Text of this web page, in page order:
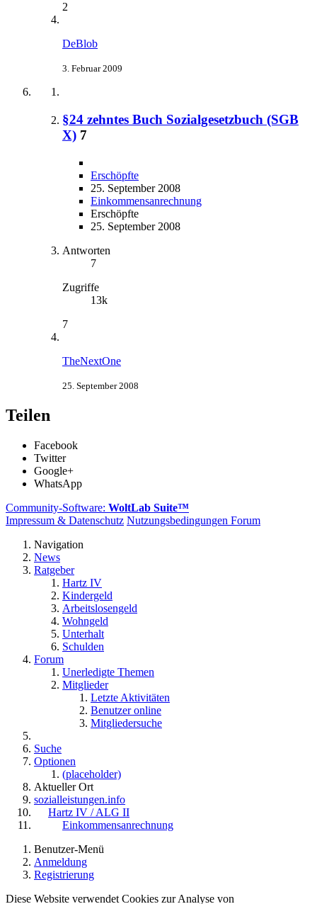
2
DeBlob
3. Februar 2009
§24 zehntes Buch Sozialgesetzbuch (SGB
X) 7
Erschöpfte
25. September 2008
Einkommensanrechnung
Erschöpfte
25. September 2008
Antworten
7
Zugriffe
13k
7
TheNextOne
25. September 2008
Teilen
Facebook
Twitter
Google+
WhatsApp
Community-Software: WoltLab Suite™
Impressum & Datenschutz Nutzungsbedingungen Forum
Navigation
News
Ratgeber
Hartz IV
Kindergeld
Arbeitslosengeld
Wohngeld
Unterhalt
Schulden
Forum
Unerledigte Themen
Mitglieder
Letzte Aktivitäten
Benutzer online
Mitgliedersuche
Suche
Optionen
(placeholder)
Aktueller Ort
sozialleistungen.info
Hartz IV / ALG II
Einkommensanrechnung
Benutzer-Menü
Anmeldung
Registrierung
Diese Website verwendet Cookies zur Analyse von